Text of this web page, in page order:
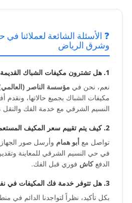
❓ الأسئلة الشائعة لعملائنا
وشرق الرياض
1. هل تشترون مكيفات الشباك القديمة في النسيم الشرقي؟
نعم، نحن في مؤسسة الناصر
مكيفات الشباك بجميع حالاتها،
النسيم الشرقي مع خدمة الفك والنقل
2. كيف يتم تقييم سعر المكيف المستعمل في شرق الرياض؟
تواصل مع أبو همام وأرسل صور
في حي النسيم الشرقي للمعاينة
الدفعكاش فوري قبل الفك.
3. هل تتوفر خدمة فك المكيفات في نفس اليوم؟
بكل تأكيد، نظراً لتواجدنا الدائم في